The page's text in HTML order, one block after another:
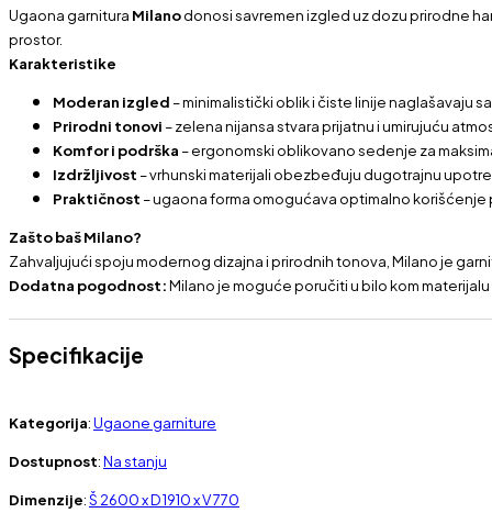
Ugaona garnituraMilanodonosi savremen izgled uz dozu prirodne
prostor.
Karakteristike
Moderan izgled– minimalistički oblik i čiste linije naglašavaju
Prirodni tonovi– zelena nijansa stvara prijatnu i umirujuću
Komfor i podrška– ergonomski oblikovano sedenje za
Izdržljivost– vrhunski materijali obezbeđuju dugotrajnu
Praktičnost– ugaona forma omogućava optimalno
Zašto baš Milano?
Zahvaljujući spoju modernog dizajna i prirodnih tonova, Milano je
Dodatna pogodnost:Milano je moguće poručiti u bilo kom
Specifikacije
Kategorija:Ugaone garniture
Dostupnost:Na stanju
Dimenzije:Š 2600 x D 1910 x V 770